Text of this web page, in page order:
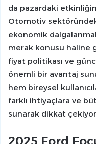
da pazardaki
Otomotiv
ekonomik
merak konusu haline
fiyat politikası ve
önemli bir avantaj
hem bireysel
farklı ihtiyaçlara ve
sunarak dikkat